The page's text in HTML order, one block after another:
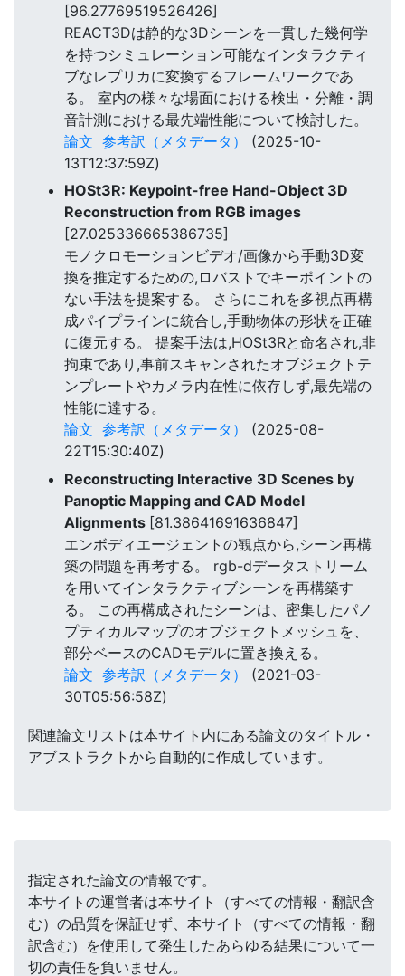
[96.27769519526426]
REACT3Dは静的な3Dシーンを一貫した幾何学
を持つシミュレーション可能なインタラクティ
ブなレプリカに変換するフレームワークであ
る。 室内の様々な場面における検出・分離・調
音計測における最先端性能について検討した。
論文 参考訳（メタデータ）
(2025-10-
13T12:37:59Z)
HOSt3R: Keypoint-free Hand-Object 3D
Reconstruction from RGB images
[27.025336665386735]
モノクロモーションビデオ/画像から手動3D変
換を推定するための,ロバストでキーポイントの
ない手法を提案する。 さらにこれを多視点再構
成パイプラインに統合し,手動物体の形状を正確
に復元する。 提案手法は,HOSt3Rと命名され,非
拘束であり,事前スキャンされたオブジェクトテ
ンプレートやカメラ内在性に依存しず,最先端の
性能に達する。
論文 参考訳（メタデータ）
(2025-08-
22T15:30:40Z)
Reconstructing Interactive 3D Scenes by
Panoptic Mapping and CAD Model
Alignments [81.38641691636847]
エンボディエージェントの観点から,シーン再構
築の問題を再考する。 rgb-dデータストリーム
を用いてインタラクティブシーンを再構築す
る。 この再構成されたシーンは、密集したパノ
プティカルマップのオブジェクトメッシュを、
部分ベースのCADモデルに置き換える。
論文 参考訳（メタデータ）
(2021-03-
30T05:56:58Z)
関連論文リストは本サイト内にある論文のタイトル・
アブストラクトから自動的に作成しています。
指定された論文の情報です。
本サイトの運営者は本サイト（すべての情報・翻訳含
む）の品質を保証せず、本サイト（すべての情報・翻
訳含む）を使用して発生したあらゆる結果について一
切の責任を負いません。